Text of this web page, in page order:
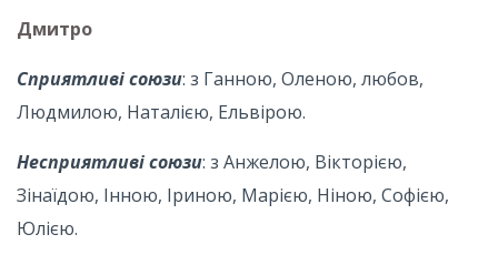
Дмитро
Сприятливі союзи: з Ганною, Оленою, любов,
Людмилою, Наталією, Ельвірою.
Несприятливі союзи: з Анжелою, Вікторією,
Зінаїдою, Інною, Іриною, Марією, Ніною, Софією,
Юлією.